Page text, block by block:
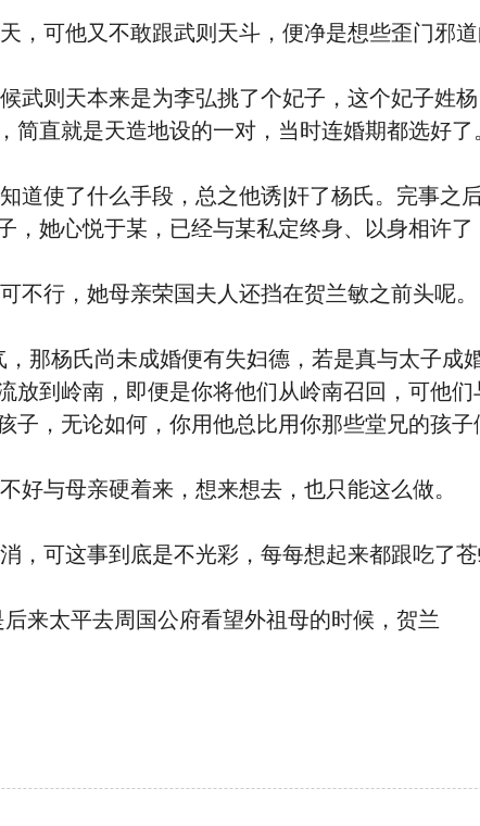
可他又不敢跟武则天斗，便净是想些歪门邪
则天本来是为李弘挑了个妃子，这个妃子姓
简直就是天造地设的一对，当时连婚期都选好了
使了什么手段，总之他诱|奸了杨氏。完事之
她心悦于某，已经与某私定终身、以身相许了
行，她母亲荣国夫人还挡在贺兰敏之前头呢。
那杨氏尚未成婚便有失妇德，若是真与太子成
放到岭南，即便是你将他们从岭南召回，可他
，无论如何，你用他总比用你那些堂兄的孩子
与母亲硬着来，想来想去，也只能这么做。
可这事到底是不光彩，每每想起来都跟吃了
来太平去周国公府看望外祖母的时候，贺兰